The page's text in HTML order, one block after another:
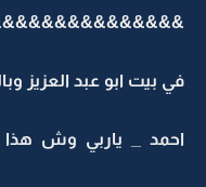
بيت ابو عبد العزيز
_ ياربي وش هذا ايش